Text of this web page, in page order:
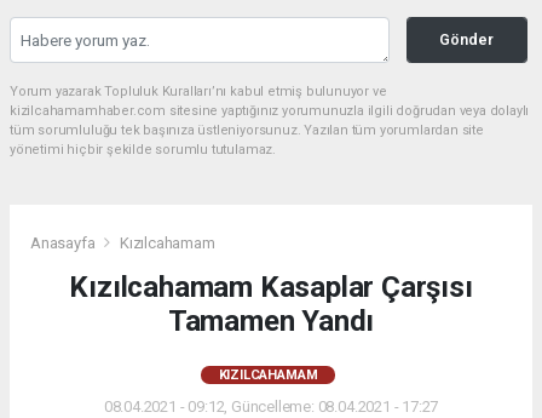
Gönder
Yorum yazarak Topluluk Kuralları’nı kabul etmiş bulunuyor ve
kizilcahamamhaber.com sitesine yaptığınız yorumunuzla ilgili doğrudan veya dolaylı
tüm sorumluluğu tek başınıza üstleniyorsunuz. Yazılan tüm yorumlardan site
yönetimi hiçbir şekilde sorumlu tutulamaz.
Anasayfa Kızılcahamam
Kızılcahamam Kasaplar Çarşısı
Tamamen Yandı
KIZILCAHAMAM
08.04.2021 - 09:12, Güncelleme: 08.04.2021 - 17:27